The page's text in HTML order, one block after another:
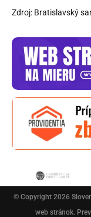
Zdroj: Bratislavský
© Copyright 2026
web stránok.